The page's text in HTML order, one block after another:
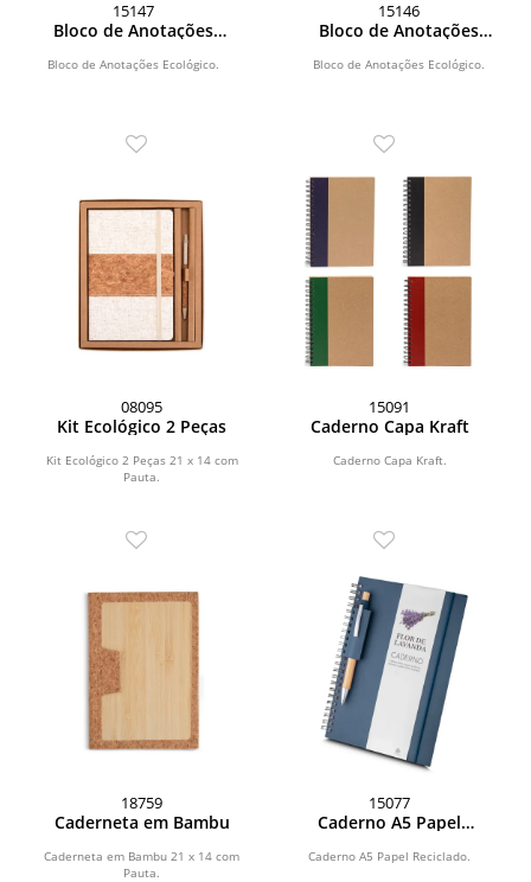
15147
Bloco de Anotações
Bloco de Anotações Ecológico.
15146
Bloco de Anotações
Bloco de Anotações Ecológico.
08095
Kit Ecológico 2 Peças
Kit Ecológico 2 Peças 21 x 14 com
Pauta.
15091
Caderno Capa Kraft
Caderno Capa Kraft.
18759
Caderneta em Bambu
Caderneta em Bambu 21 x 14 com
Pauta.
15077
Caderno A5 Papel
Caderno A5 Papel Reciclado.